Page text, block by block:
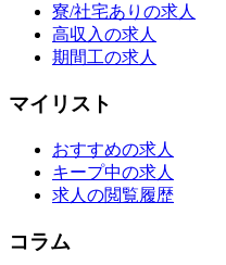
寮/社宅ありの求人
高収入の求人
期間工の求人
マイリスト
おすすめの求人
キープ中の求人
求人の閲覧履歴
コラム